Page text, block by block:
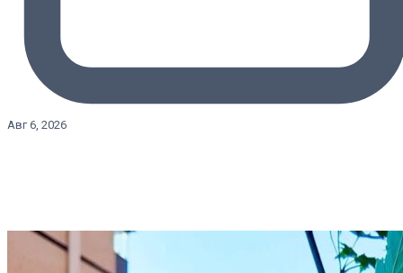
Авг 6, 2026